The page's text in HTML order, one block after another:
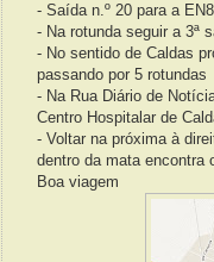
- Saída n.º 20 para a
- Na rotunda seguir a 3ª
- No sentido de Caldas
passando por 5 rotundas
- Na Rua Diário de
Centro Hospitalar de
- Voltar na próxima à
dentro da mata encontra
Boa viagem